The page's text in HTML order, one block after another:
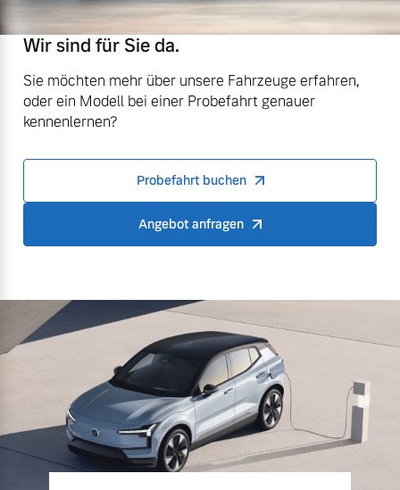
Wir sind für Sie da.
Sie möchten mehr über unsere Fahrzeuge erfahren,
oder ein Modell bei einer Probefahrt genauer
kennenlernen?
Probefahrt buchen
Angebot anfragen